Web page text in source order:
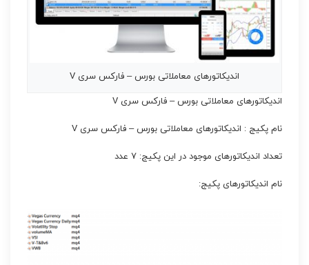
اندیکاتورهای معاملاتی بورس – فارکس سری V
اندیکاتورهای معاملاتی بورس – فارکس سری V
نام پکیج : اندیکاتورهای معاملاتی بورس – فارکس سری V
تعداد اندیکاتورهای موجود در این پکیج: ۷ عدد
نام اندیکاتورهای پکیج: